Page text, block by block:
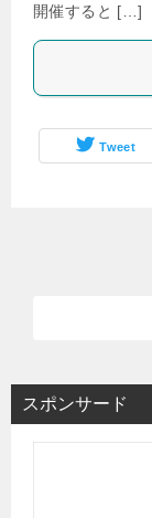
開催すると […]
Tweet
スポンサード